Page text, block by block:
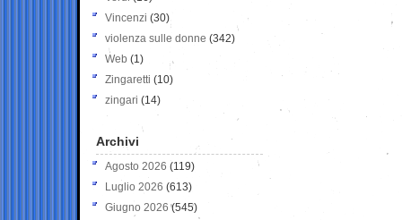
Vincenzi (30)
violenza sulle donne (342)
Web (1)
Zingaretti (10)
zingari (14)
Archivi
Agosto 2026 (119)
Luglio 2026 (613)
Giugno 2026 (545)